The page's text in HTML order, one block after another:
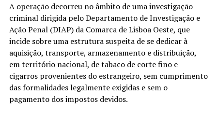
A operação decorreu no âmbito de uma investigação
criminal dirigida pelo Departamento de Investigação e
Ação Penal (DIAP) da Comarca de Lisboa Oeste, que
incide sobre uma estrutura suspeita de se dedicar à
aquisição, transporte, armazenamento e distribuição,
em território nacional, de tabaco de corte fino e
cigarros provenientes do estrangeiro, sem cumprimento
das formalidades legalmente exigidas e sem o
pagamento dos impostos devidos.